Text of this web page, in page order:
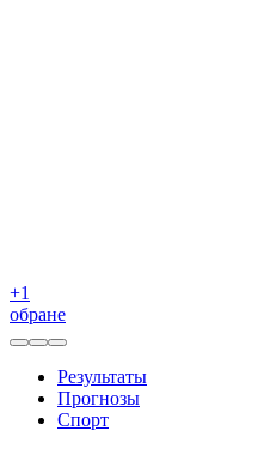
+1
обране
Результаты
Прогнозы
Спорт